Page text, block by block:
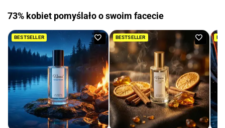
73% kobiet pomyślało o swoim facecie
BESTSELLER
Dodaj
do
ulubionych
BESTSELLER
Dodaj